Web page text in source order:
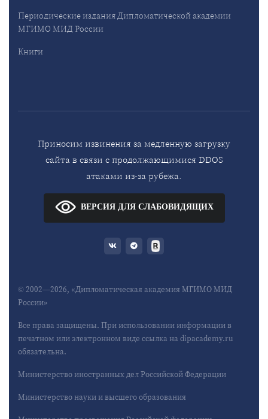
Периодические издания Дипломатической академии
МГИМО МИД России
Книги
Приносим извинения за медленную загрузку
сайта в связи с продолжающимися DDOS
атаками из-за рубежа.
ВЕРСИЯ ДЛЯ СЛАБОВИДЯЩИХ
© 2002—2026, «Дипломатическая академия МГИМО МИД
России»
Все права защищены. При использовании информации в
печатном или электронном виде ссылка на dipacademy.ru
обязательна.
Министерство иностранных дел Российской Федерации
Министерство науки и высшего образования